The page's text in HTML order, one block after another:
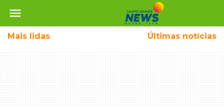
menu
Mais lidas Últimas notícias